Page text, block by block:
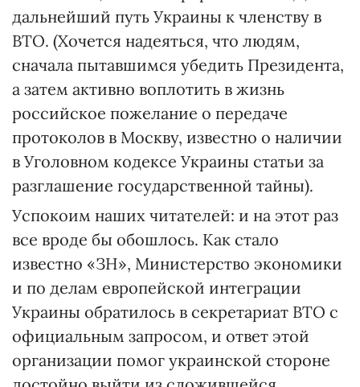
дальнейший путь Украины к членству в
ВТО. (Хочется надеяться, что людям,
сначала пытавшимся убедить Президента,
а затем активно воплотить в жизнь
российское пожелание о передаче
протоколов в Москву, известно о наличии
в Уголовном кодексе Украины статьи за
разглашение государственной тайны).
Успокоим наших читателей: и на этот раз
все вроде бы обошлось. Как стало
известно «ЗН», Министерство экономики
и по делам европейской интеграции
Украины обратилось в секретариат ВТО с
официальным запросом, и ответ этой
организации помог украинской стороне